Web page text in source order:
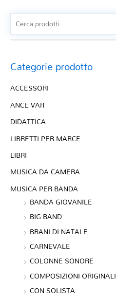
Categorie prodotto
ACCESSORI
ANCE VAR
DIDATTICA
LIBRETTI PER MARCE
LIBRI
MUSICA DA CAMERA
MUSICA PER BANDA
BANDA GIOVANILE
BIG BAND
BRANI DI NATALE
CARNEVALE
COLONNE SONORE
COMPOSIZIONI ORIGINALI
CON SOLISTA